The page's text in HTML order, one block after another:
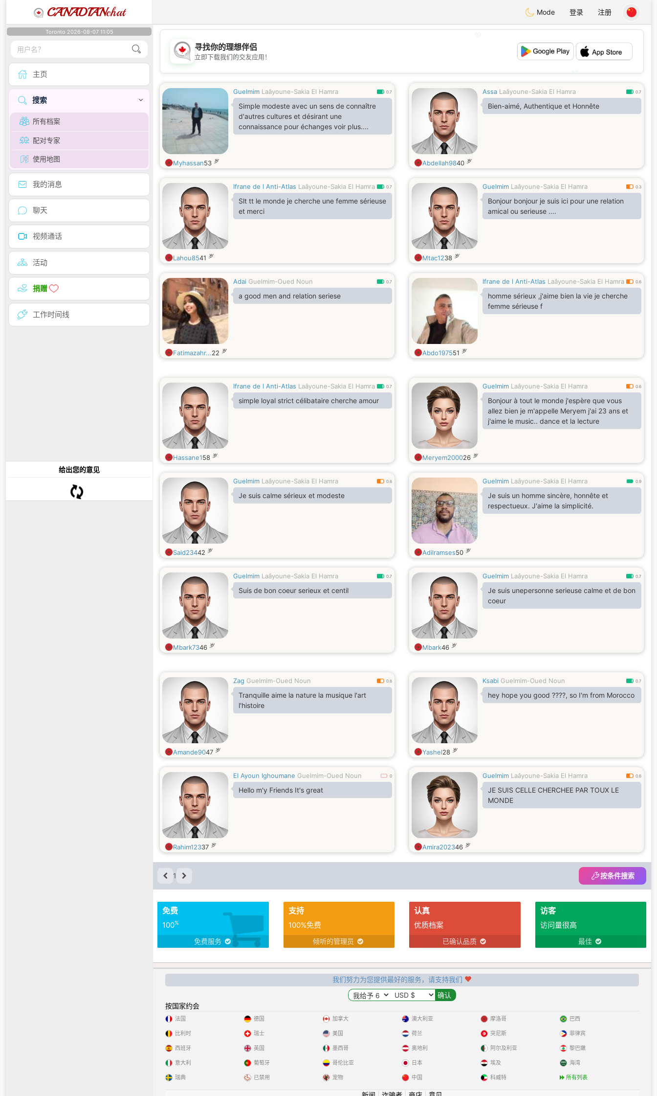
CANADIANchat Mode 登录 注册
Toronto 2026-08-07 11:05
主页
搜索
所有档案
配对专家
使用地图
我的消息
聊天
视频通话
活动
捐赠
工作时间线
给出您的意见
💖
💕
寻找你的理想伴侣
立即下载我们的交友应用！
Guelmim Laâyoune-Sakia El Hamra 0.7
Simple modeste avec un sens de connaître
d'autres cultures et désirant une
connaissance pour échanges voir plus....
Myhassan53 岁
Assa Laâyoune-Sakia El Hamra 0.7
Bien-aimé, Authentique et Honnête
Abdellah9840 岁
Ifrane de l Anti-Atlas Laâyoune-Sakia El Hamra 0.7
Slt tt le monde je cherche une femme sérieuse
et merci
Lahou8541 岁
Guelmim Laâyoune-Sakia El Hamra 0.3
Bonjour bonjour je suis ici pour une relation
amical ou serieuse ....
Mtac1238 岁
Adai Guelmim-Oued Noun 0.7
a good men and relation seriese
Fatimazahr...22 岁
Ifrane de l Anti-Atlas Laâyoune-Sakia El Hamra 0.6
homme sérieux ,j'aime bien la vie je cherche
femme sérieuse f
Abdo197551 岁
Ifrane de l Anti-Atlas Laâyoune-Sakia El Hamra 0.7
simple loyal strict célibataire cherche amour
Hassane158 岁
Guelmim Laâyoune-Sakia El Hamra 0.6
Bonjour à tout le monde j'espère que vous
allez bien je m'appelle Meryem j'ai 23 ans et
j'aime le music.. dance et la lecture
Meryem200026 岁
Guelmim Laâyoune-Sakia El Hamra 0.6
Je suis calme sérieux et modeste
Said23442 岁
Guelmim Laâyoune-Sakia El Hamra 0.9
Je suis un homme sincère, honnête et
respectueux. J'aime la simplicité.
Adilramses50 岁
Guelmim Laâyoune-Sakia El Hamra 0.7
Suis de bon coeur serieux et centil
Mbark7346 岁
Guelmim Laâyoune-Sakia El Hamra 0.7
Je suis unepersonne serieuse calme et de bon
coeur
Mbark46 岁
Zag Guelmim-Oued Noun 0.6
Tranquille aime la nature la musique l'art
l'histoire
Amande9047 岁
Ksabi Guelmim-Oued Noun 0.7
hey hope you good ????, so I'm from Morocco
Yashel28 岁
El Ayoun Ighoumane Guelmim-Oued Noun 0
Hello m'y Friends It's great
Rahim12337 岁
Guelmim Laâyoune-Sakia El Hamra 0.6
JE SUIS CELLE CHERCHEE PAR TOUX LE
MONDE
Amira202346 岁
1 按条件搜索
免费
100%
免费服务
支持
100%免费
倾听的管理员
认真
优质档案
已确认品质
访客
访问量很高
最佳
我们努力为您提供最好的服务，请支持我们
按国家约会
法国
比利时
西班牙
意大利
瑞典
德国
瑞士
英国
葡萄牙
已禁用
加拿大
美国
墨西哥
哥伦比亚
宠物
澳大利亚
荷兰
奥地利
日本
中国
摩洛哥
突尼斯
阿尔及利亚
埃及
科威特
巴西
菲律宾
黎巴嫩
海湾
所有列表